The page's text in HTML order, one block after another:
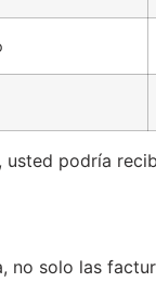
podría
solo las